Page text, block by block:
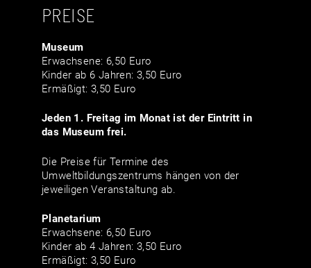
PREISE
Museum
Erwachsene: 6,50 Euro
Kinder ab 6 Jahren: 3,50 Euro
Ermäßigt: 3,50 Euro
Jeden 1. Freitag im Monat ist der Eintritt in
das Museum frei.
Die Preise für Termine des
Umweltbildungszentrums hängen von der
jeweiligen Veranstaltung ab.
Planetarium
Erwachsene: 6,50 Euro
Kinder ab 4 Jahren: 3,50 Euro
Ermäßigt: 3,50 Euro